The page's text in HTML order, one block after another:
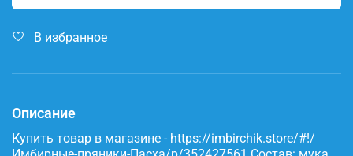
В избранное
Описание
Купить товар в магазине - https://imbirchik.store/#!/